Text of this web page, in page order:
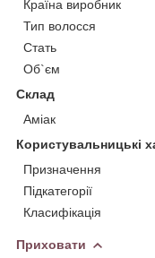
Країна виробник
Тип волосся
Стать
Об`єм
Склад
Аміак
Користувальницькі
Призначення
Підкатегорії
Класифікація
Приховати